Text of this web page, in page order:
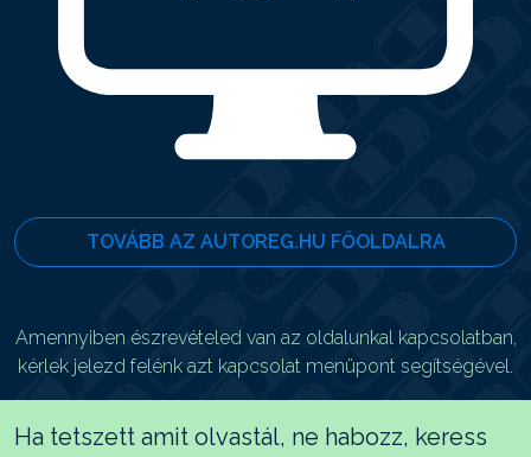
TOVÁBB AZ AUTOREG.HU FŐOLDALRA
Amennyiben észrevételed van az oldalunkal kapcsolatban,
kérlek jelezd felénk azt kapcsolat menüpont segítségével.
Ha tetszett amit olvastál, ne habozz, keress